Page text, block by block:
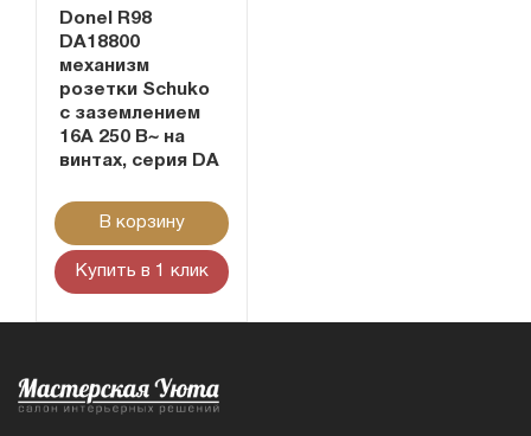
Donel R98
DA18800
механизм
розетки Schuko
с заземлением
16А 250 В~ на
винтах, серия DA
В корзину
Купить в 1 клик